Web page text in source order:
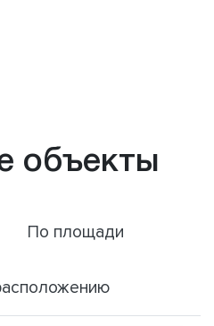
объекты
По площади